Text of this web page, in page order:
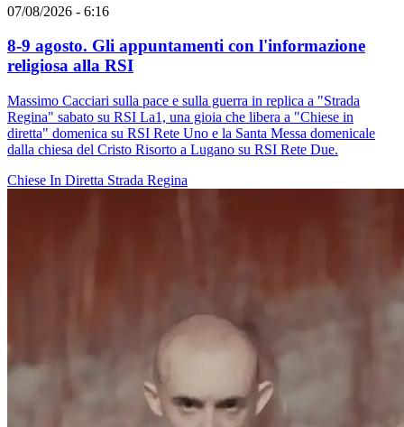
07/08/2026 - 6:16
8-9 agosto. Gli appuntamenti con l'informazione
religiosa alla RSI
Massimo Cacciari sulla pace e sulla guerra in replica a "Strada
Regina" sabato su RSI La1, una gioia che libera a "Chiese in
diretta" domenica su RSI Rete Uno e la Santa Messa domenicale
dalla chiesa del Cristo Risorto a Lugano su RSI Rete Due.
Chiese In Diretta Strada Regina